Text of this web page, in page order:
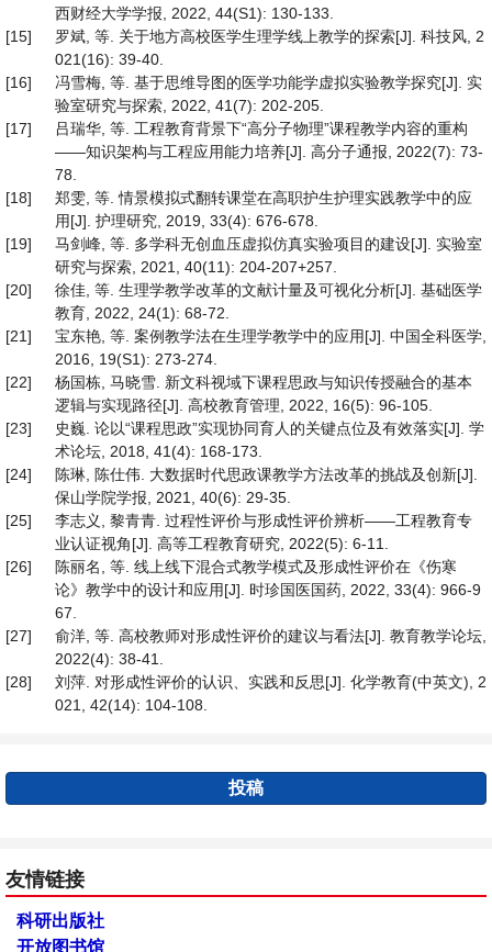
西财经大学学报, 2022, 44(S1): 130-133.
[15]
罗斌, 等. 关于地方高校医学生理学线上教学的探索[J]. 科技风, 2
021(16): 39-40.
[16]
冯雪梅, 等. 基于思维导图的医学功能学虚拟实验教学探究[J]. 实
验室研究与探索, 2022, 41(7): 202-205.
[17]
吕瑞华, 等. 工程教育背景下“高分子物理”课程教学内容的重构
——知识架构与工程应用能力培养[J]. 高分子通报, 2022(7): 73-
78.
[18]
郑雯, 等. 情景模拟式翻转课堂在高职护生护理实践教学中的应
用[J]. 护理研究, 2019, 33(4): 676-678.
[19]
马剑峰, 等. 多学科无创血压虚拟仿真实验项目的建设[J]. 实验室
研究与探索, 2021, 40(11): 204-207+257.
[20]
徐佳, 等. 生理学教学改革的文献计量及可视化分析[J]. 基础医学
教育, 2022, 24(1): 68-72.
[21]
宝东艳, 等. 案例教学法在生理学教学中的应用[J]. 中国全科医学,
2016, 19(S1): 273-274.
[22]
杨国栋, 马晓雪. 新文科视域下课程思政与知识传授融合的基本
逻辑与实现路径[J]. 高校教育管理, 2022, 16(5): 96-105.
[23]
史巍. 论以“课程思政”实现协同育人的关键点位及有效落实[J]. 学
术论坛, 2018, 41(4): 168-173.
[24]
陈琳, 陈仕伟. 大数据时代思政课教学方法改革的挑战及创新[J].
保山学院学报, 2021, 40(6): 29-35.
[25]
李志义, 黎青青. 过程性评价与形成性评价辨析——工程教育专
业认证视角[J]. 高等工程教育研究, 2022(5): 6-11.
[26]
陈丽名, 等. 线上线下混合式教学模式及形成性评价在《伤寒
论》教学中的设计和应用[J]. 时珍国医国药, 2022, 33(4): 966-9
67.
[27]
俞洋, 等. 高校教师对形成性评价的建议与看法[J]. 教育教学论坛,
2022(4): 38-41.
[28]
刘萍. 对形成性评价的认识、实践和反思[J]. 化学教育(中英文), 2
021, 42(14): 104-108.
投稿
友情链接
科研出版社
开放图书馆